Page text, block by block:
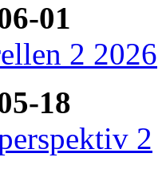
01
2 2026
18
2